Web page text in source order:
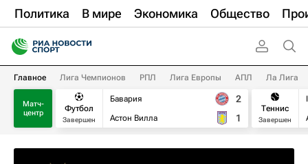
Политика В мире Экономика Общество
Главное Лига Чемпионов РПЛ Лига Европы АПЛ Ла Лига
Матч-
центр
Футбол
Завершен
Бавария
Астон Вилла
2
1
Теннис
Завершен